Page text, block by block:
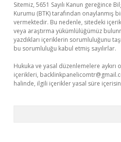
Sitemiz, 5651 Sayılı Kanun gereğince
Kurumu (BTK) tarafından onaylanmış
vermektedir. Bu nedenle, sitedeki
veya araştırma yükümlülüğümüz
yazdıkları içeriklerin sorumluluğunu
bu sorumluluğu kabul etmiş sayılırlar.
Hukuka ve yasal düzenlemelere
içerikleri,
halinde, ilgili içerikler yasal süre